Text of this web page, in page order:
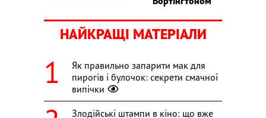
НАЙКРАЩІ МАТЕРІАЛИ
Як правильно запарити мак для
пирогів і булочок: секрети смачної
випічки
Злодійські штампи в кіно: що вже